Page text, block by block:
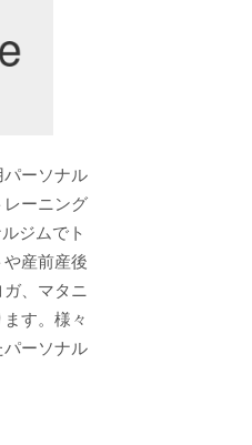
ーソナル
レーニング
ジムでト
産前産後
、マタニ
す。様々
ーソナル